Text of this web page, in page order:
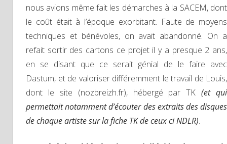
nous avions même fait les démarches à la SACEM, dont
le coût était à l’époque exorbitant. Faute de moyens
techniques et bénévoles, on avait abandonné. On a
refait sortir des cartons ce projet il y a presque 2 ans,
en se disant que ce serait génial de le faire avec
Dastum, et de valoriser différemment le travail de Louis,
dont le site (nozbreizh.fr), hébergé par TK(et qui
permettait notamment d’écouter des extraits des disques
de chaque artiste sur la fiche TK de ceux ci NDLR).